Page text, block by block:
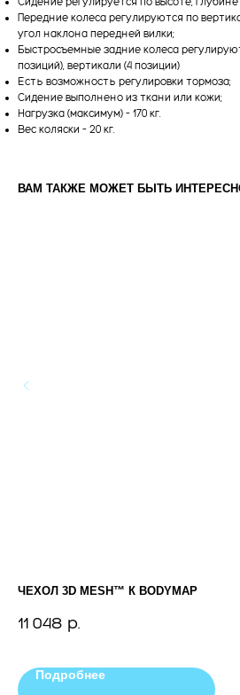
Передние колеса регулируются по
угол наклона передней вилки;
Быстросъемные задние колеса
позиций), вертикали (4 позиции)
Есть возможность регулировки тормоза;
Сидение выполнено из ткани или кожи;
Нагрузка (максимум) – 170 кг.
Вес коляски – 20 кг.
ВАМ ТАКЖЕ МОЖЕТ БЫТЬ
ЧЕХОЛ 3D MESH™ К BODYMAP
11 048 р.
Подробнее